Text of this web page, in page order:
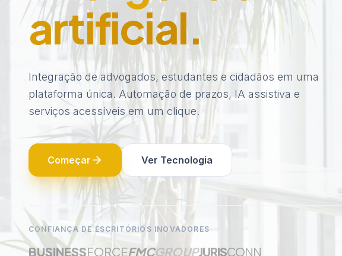
artificial.
Integração de advogados, estudantes e cidadãos em uma
plataforma única. Automação de prazos, IA assistiva e
serviços acessíveis em um clique.
Começar Ver Tecnologia
CONFIANÇA DE ESCRITÓRIOS INOVADORES
BUSINESSFORCEFMCGROUPJURISCONN